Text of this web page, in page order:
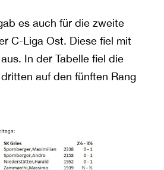
es auch für die zweite
C-Liga Ost. Diese fiel mit
In der Tabelle fiel die
auf den fünften Rang